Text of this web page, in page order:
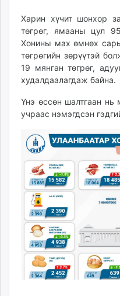
Харин хүчит шонхор
төгрөг, ямааны цул
Хонины мах өмнөх
төгрөгийн зөрүүтэй
19 мянган төгрөг,
худалдаалагдаж байна.
Үнэ өссөн шалтгаан нь
учраас нэмэгдсэн